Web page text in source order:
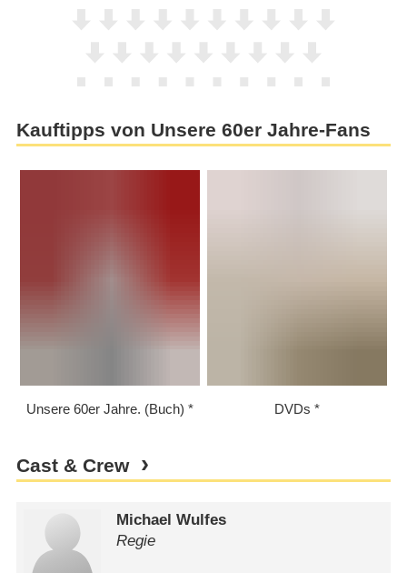
Kauftipps von Unsere 60er Jahre-Fans
Unsere 60er Jahre. (Buch) DVDs
Cast & Crew
Michael Wulfes
Regie